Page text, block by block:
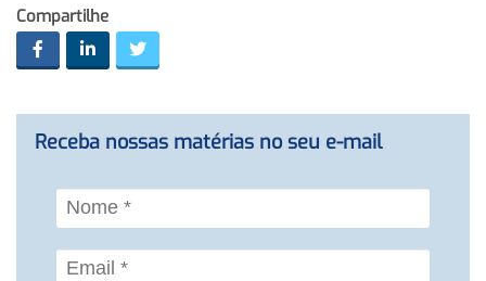
Compartilhe
Receba nossas matérias no seu e-mail